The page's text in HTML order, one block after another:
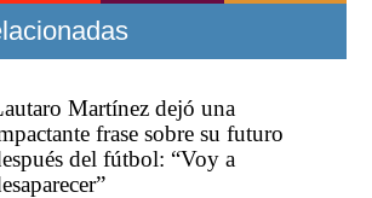
Martínez dejó una
frase sobre su futuro
del fútbol: “Voy a